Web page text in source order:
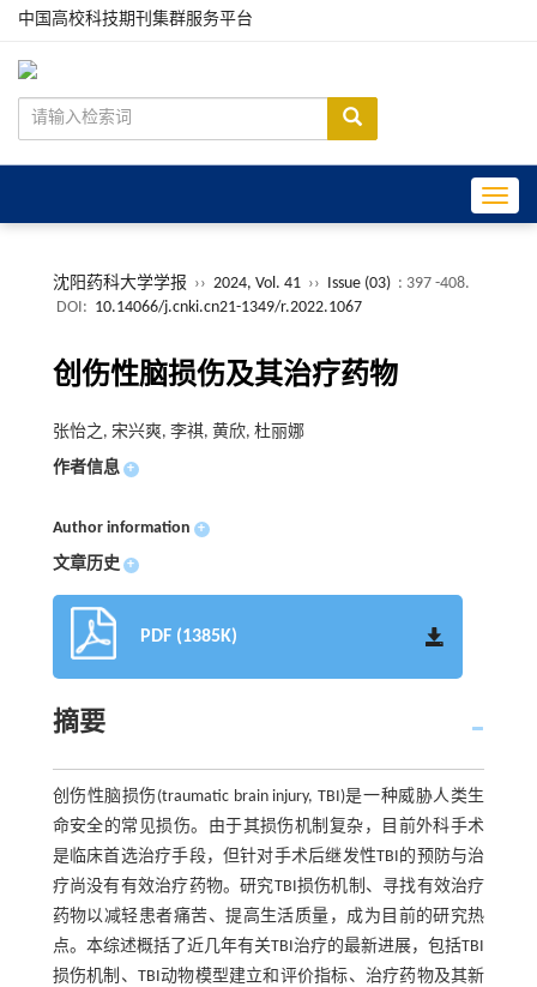
中国高校科技期刊集群服务平台
沈阳药科大学学报 ›› 2024, Vol. 41 ›› Issue (03) : 397 -408.
DOI: 10.14066/j.cnki.cn21-1349/r.2022.1067
创伤性脑损伤及其治疗药物
张怡之, 宋兴爽, 李祺, 黄欣, 杜丽娜
作者信息 +
Author information +
文章历史 +
PDF (1385K)
摘要
创伤性脑损伤(traumatic brain injury, TBI)是一种威胁人类生
命安全的常见损伤。由于其损伤机制复杂，目前外科手术
是临床首选治疗手段，但针对手术后继发性TBI的预防与治
疗尚没有有效治疗药物。研究TBI损伤机制、寻找有效治疗
药物以减轻患者痛苦、提高生活质量，成为目前的研究热
点。本综述概括了近几年有关TBI治疗的最新进展，包括TBI
损伤机制、TBI动物模型建立和评价指标、治疗药物及其新